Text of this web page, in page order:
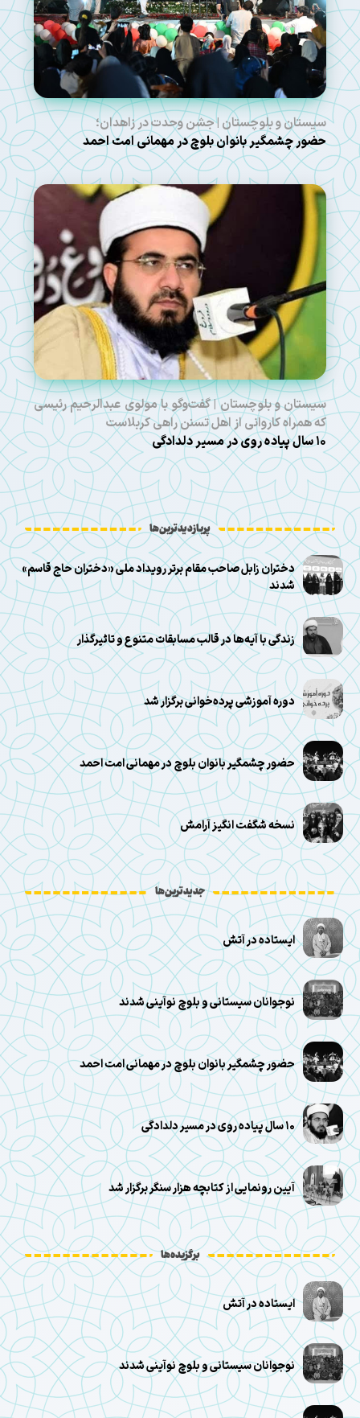
سیستان و بلوچستان | جشن وحدت در زاهدان؛
حضور چشمگیر بانوان بلوچ در مهمانی امت احمد
سیستان و بلوچستان | گفت‌وگو با مولوی عبدالرحیم رئیسی
که همراه کاروانی از اهل تسنن راهی کربلاست
۱۰ سال پیاده روی در مسیر دلدادگی
پربازدیدترین‌ها
دختران زابل صاحب مقام برتر رویداد ملی «دختران حاج قاسم»
شدند
زندگی با آیه‌ها در قالب مسابقات متنوع و تاثیرگذار
دوره آموزشی پرده‌خوانی برگزار شد
حضور چشمگیر بانوان بلوچ در مهمانی امت احمد
نسخه شگفت انگیز آرامش
جدیدترین‌ها
ایستاده در آتش
نوجوانان سیستانی و بلوچ نوآینی شدند
حضور چشمگیر بانوان بلوچ در مهمانی امت احمد
۱۰ سال پیاده روی در مسیر دلدادگی
آیین رونمایی از کتابچه هزار سنگر برگزار شد
برگزیده‌ها
ایستاده در آتش
نوجوانان سیستانی و بلوچ نوآینی شدند